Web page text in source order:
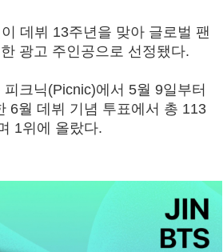
데뷔 13주년을 맞아 글로벌 팬
광고 주인공으로 선정됐다.
크닉(Picnic)에서 5월 9일부터
6월 데뷔 기념 투표에서 총 113
1위에 올랐다.